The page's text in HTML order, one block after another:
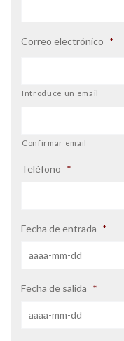
Correo electrónico *
Introduce un email
Confirmar email
Teléfono *
Fecha de entrada *
barra
barra
Fecha de salida *